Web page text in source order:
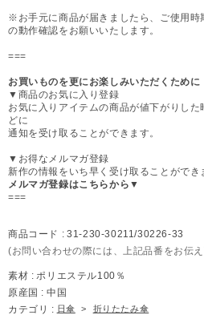
※お手元に商品が届きましたら、ご使用時
の動作確認をお願いいたします。
===
お買いものを更にお楽しみいただくために
▼商品のお気に入り登録
お気に入りアイテムの商品が値下がりし
どに
通知を受け取ることができます。
▼お得なメルマガ登録
新作の情報をいち早く受け取ることができ
メルマガ登録はこちらから▼
===
商品コード : 31-230-30211/30226-33
(お問い合わせの際には、上記品番をお伝
素材 : ポリエステル100％
原産国 : 中国
カテゴリ : 日傘 > 折りたたみ傘